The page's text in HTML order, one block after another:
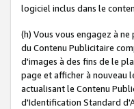
logiciel inclus dans le
(h) Vous vous engagez à
du Contenu Publicitaire
d'images à des fins de le
page et afficher à nouveau
actualisant le Contenu
d'Identification Standard